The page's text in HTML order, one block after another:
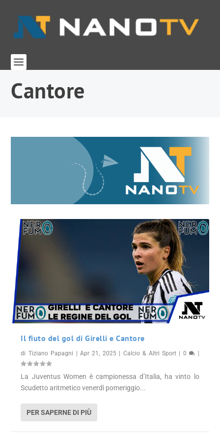
Cantore
Il fiuto del gol di Girelli e Cantore
di Tiziano Papagni |Apr 21, 2025| Calcio & Altri Sport| 0
La Juventus Women è campionessa d’Italia, ha vinto lo
Scudetto aritmetico venerdì pomeriggio...
PER SAPERNE DI PIÙ